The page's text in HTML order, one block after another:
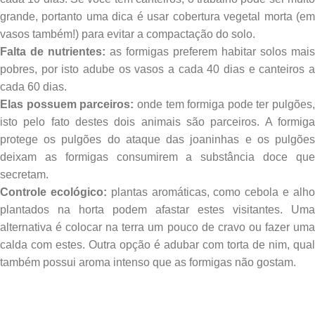
grande, portanto uma dica é usar cobertura vegetal morta (em
vasos também!) para evitar a compactação do solo.
Falta de nutrientes: as formigas preferem habitar solos mais
pobres, por isto adube os vasos a cada 40 dias e canteiros a
cada 60 dias.
Elas possuem parceiros: onde tem formiga pode ter pulgões,
isto pelo fato destes dois animais são parceiros. A formiga
protege os pulgões do ataque das joaninhas e os pulgões
deixam as formigas consumirem a substância doce que
secretam.
Controle ecológico: plantas aromáticas, como cebola e alho
plantados na horta podem afastar estes visitantes. Uma
alternativa é colocar na terra um pouco de cravo ou fazer uma
calda com estes. Outra opção é adubar com torta de nim, qual
também possui aroma intenso que as formigas não gostam.